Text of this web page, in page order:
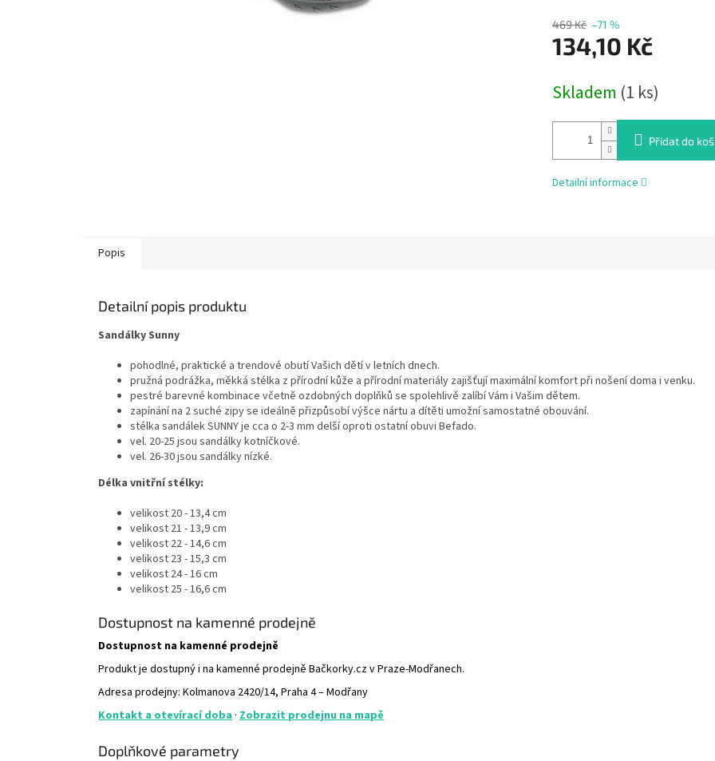
469 Kč –71 %
134,10 Kč
cena:
Skladem (1 ks)
Přidat do
Detailní informace
Popis
Detailní popis produktu
Sandálky Sunny
pohodlné, praktické a trendové obutí Vašich dětí v letních dnech.
pružná podrážka, měkká stélka z přírodní kůže a přírodní materiály zajišťují maximální komfort při nošení doma i venku.
pestré barevné kombinace včetně ozdobných doplňků se spolehlivě zalíbí Vám i Vašim dětem.
zapínání na 2 suché zipy se ideálně přizpůsobí výšce nártu a dítěti umožní samostatné obouvání.
stélka sandálek SUNNY je cca o 2-3 mm delší oproti ostatní obuvi Befado.
vel. 20-25 jsou sandálky kotníčkové.
vel. 26-30 jsou sandálky nízké.
Délka vnitřní stélky:
velikost 20 - 13,4 cm
velikost 21 - 13,9 cm
velikost 22 - 14,6 cm
velikost 23 - 15,3 cm
velikost 24 - 16 cm
velikost 25 - 16,6 cm
Dostupnost na kamenné prodejně
Dostupnost na kamenné prodejně
Produkt je dostupný i na kamenné prodejně Bačkorky.cz v Praze-Modřanech.
Adresa prodejny: Kolmanova 2420/14, Praha 4 – Modřany
Kontakt a otevírací doba · Zobrazit prodejnu na mapě
Doplňkové parametry